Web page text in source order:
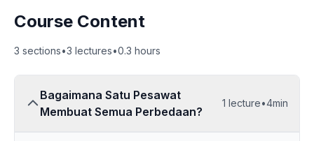
Course Content
3 sections•3 lectures•0.3 hours
Bagaimana Satu Pesawat
Membuat Semua Perbedaan?
1 lecture•4min